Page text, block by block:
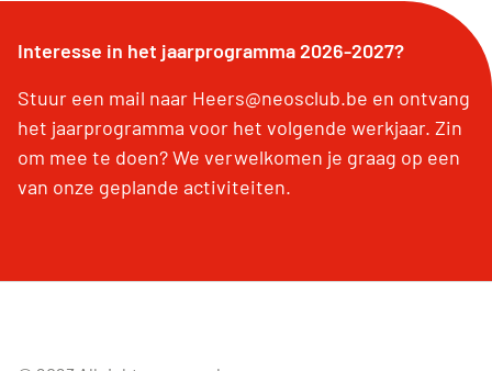
Interesse in het jaarprogramma 2026-2027?
Stuur een mail naar Heers@neosclub.be en ontvang
het jaarprogramma voor het volgende werkjaar. Zin
om mee te doen? We verwelkomen je graag op een
van onze geplande activiteiten.